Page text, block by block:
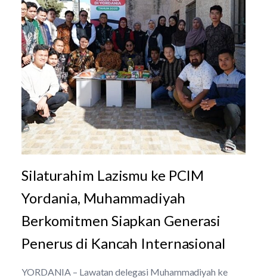
Silaturahim Lazismu ke PCIM
Yordania, Muhammadiyah
Berkomitmen Siapkan Generasi
Penerus di Kancah Internasional
YORDANIA – Lawatan delegasi Muhammadiyah ke